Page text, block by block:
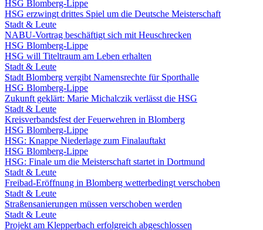
HSG Blomberg-Lippe
HSG erzwingt drittes Spiel um die Deutsche Meisterschaft
Stadt & Leute
NABU-Vortrag beschäftigt sich mit Heuschrecken
HSG Blomberg-Lippe
HSG will Titeltraum am Leben erhalten
Stadt & Leute
Stadt Blomberg vergibt Namensrechte für Sporthalle
HSG Blomberg-Lippe
Zukunft geklärt: Marie Michalczik verlässt die HSG
Stadt & Leute
Kreisverbandsfest der Feuerwehren in Blomberg
HSG Blomberg-Lippe
HSG: Knappe Niederlage zum Finalauftakt
HSG Blomberg-Lippe
HSG: Finale um die Meisterschaft startet in Dortmund
Stadt & Leute
Freibad-Eröffnung in Blomberg wetterbedingt verschoben
Stadt & Leute
Straßensanierungen müssen verschoben werden
Stadt & Leute
Projekt am Klepperbach erfolgreich abgeschlossen